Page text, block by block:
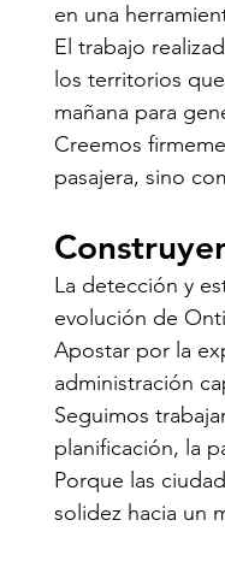
en una
El trabajo
los territorios
mañana para
Creemos
pasajera, sino
La detección y
evolución de
Apostar por la
administración
Seguimos
planificación, la
Porque las
solidez hacia un